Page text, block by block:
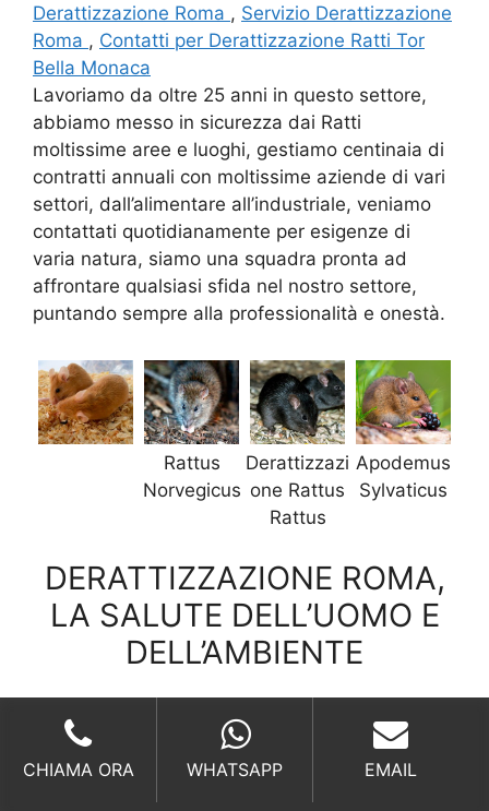
Derattizzazione Roma , Servizio Derattizzazione
Roma , Contatti per Derattizzazione Ratti Tor
Bella Monaca
Lavoriamo da oltre 25 anni in questo settore,
abbiamo messo in sicurezza dai Ratti
moltissime aree e luoghi, gestiamo centinaia di
contratti annuali con moltissime aziende di vari
settori, dall’alimentare all’industriale, veniamo
contattati quotidianamente per esigenze di
varia natura, siamo una squadra pronta ad
affrontare qualsiasi sfida nel nostro settore,
puntando sempre alla professionalità e onestà.
Rattus
Norvegicus
Derattizzazi
one Rattus
Rattus
Apodemus
Sylvaticus
DERATTIZZAZIONE ROMA,
LA SALUTE DELL’UOMO E
DELL’AMBIENTE
La mission.
La mission di Derattizzazione Roma è sempre
stata quella di coniugare alti servizi a
CHIAMA ORA WHATSAPP EMAIL